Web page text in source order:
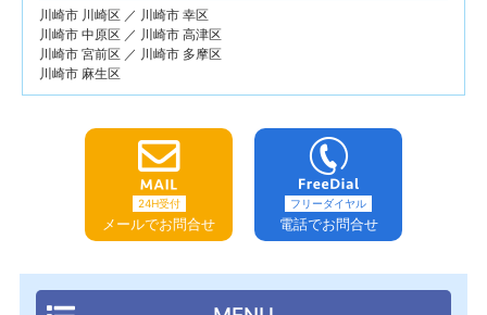
川崎市 川崎区 ／ 川崎市 幸区
川崎市 中原区 ／ 川崎市 高津区
川崎市 宮前区 ／ 川崎市 多摩区
川崎市 麻生区
24H受付
メールでお問合せ
フリーダイヤル
電話でお問合せ